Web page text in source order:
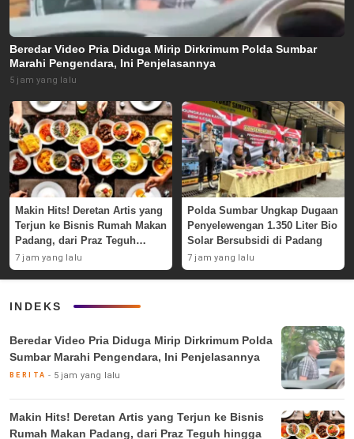
Beredar Video Pria Diduga Mirip Dirkrimum Polda Sumbar
Marahi Pengendara, Ini Penjelasannya
5 jam yang lalu
Makin Hits! Deretan Artis yang
Terjun ke Bisnis Rumah Makan
Padang, dari Praz Teguh
hingga Deddy Corbuzier
7 jam yang lalu
Polda Sumbar Ungkap Dugaan
Penyelewengan 1.350 Liter Bio
Solar Bersubsidi di Padang
7 jam yang lalu
INDEKS
Beredar Video Pria Diduga Mirip Dirkrimum Polda
Sumbar Marahi Pengendara, Ini Penjelasannya
BERITA 5 jam yang lalu
Makin Hits! Deretan Artis yang Terjun ke Bisnis
Rumah Makan Padang, dari Praz Teguh hingga